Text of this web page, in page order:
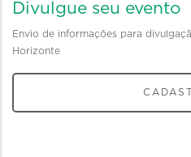
Divulgue seu evento
Envio de informações para
Horizonte